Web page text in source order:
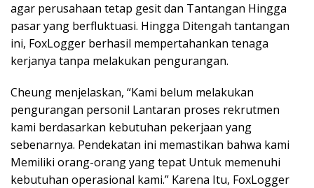
agar perusahaan tetap gesit dan Tantangan Hingga
pasar yang berfluktuasi. Hingga Ditengah tantangan
ini, FoxLogger berhasil mempertahankan tenaga
kerjanya tanpa melakukan pengurangan.
Cheung menjelaskan, “Kami belum melakukan
pengurangan personil Lantaran proses rekrutmen
kami berdasarkan kebutuhan pekerjaan yang
sebenarnya. Pendekatan ini memastikan bahwa kami
Memiliki orang-orang yang tepat Untuk memenuhi
kebutuhan operasional kami.” Karena Itu, FoxLogger